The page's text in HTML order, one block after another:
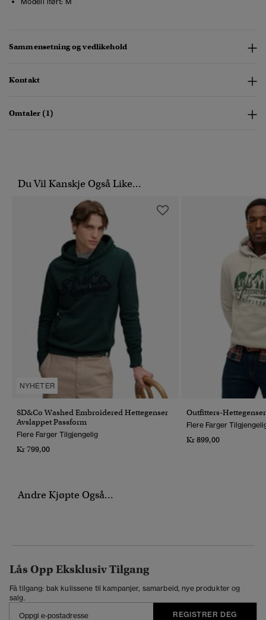
Sammensetning og vedlikehold
Kontakt
Omtaler (1)
Du Vil Kanskje Også Like...
NYHETER
SD&Co Washed Embroidered Hettegenser
Avslappet Passform
Flere Farger Tilgjengelig
Kr 799,00
Outfitters-Hettegenser
Flere Farger
Kr 899,00
Andre Kjøpte Også...
Lås Opp Eksklusiv Tilgang
Få tilgang: bak kulissene til kampanjer, samarbeid, nye produkter og
salg.
REGISTRER DEG